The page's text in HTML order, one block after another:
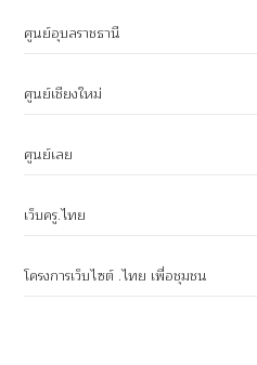
ศูนย์อุบลราชธานี
ศูนย์เชียงใหม่
ศูนย์เลย
เว็บครู.ไทย
โครงการเว็บไซต์ .ไทย เพื่อชุมชน